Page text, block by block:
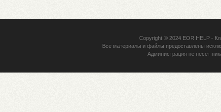
Copyright © 2024 EOR HELP-
Все материалы и файлы предоставлены
Администрация не несет